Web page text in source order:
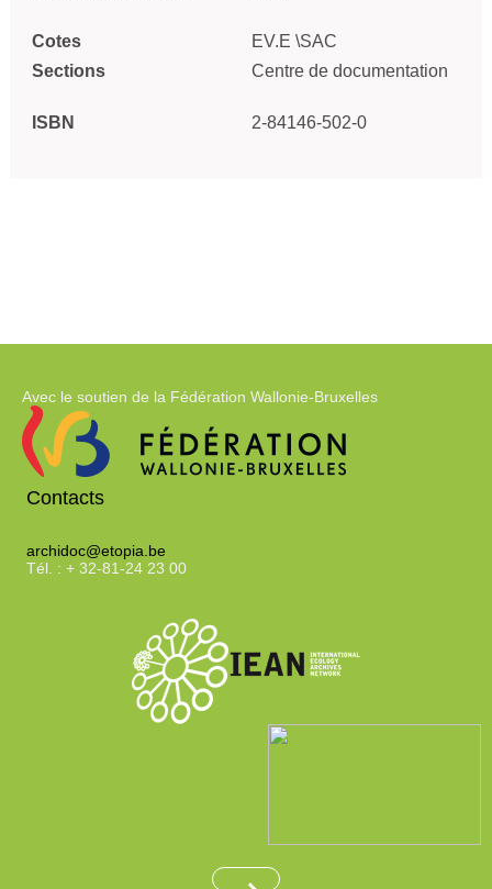
Cotes
EV.E \SAC
Sections
Centre de documentation
ISBN 2-84146-502-0
Avec le soutien de la Fédération Wallonie-Bruxelles
Contacts
archidoc@etopia.be
Tél. : + 32-81-24 23 00